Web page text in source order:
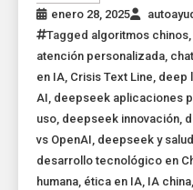
enero 28, 2025
Tagged algoritmos chinos,
atención personalizada,
en IA, Crisis Text Line, deep
AI, deepseek aplicaciones
uso, deepseek innovación,
vs OpenAI, deepseek y salud
desarrollo tecnológico en
humana, ética en IA, IA china,